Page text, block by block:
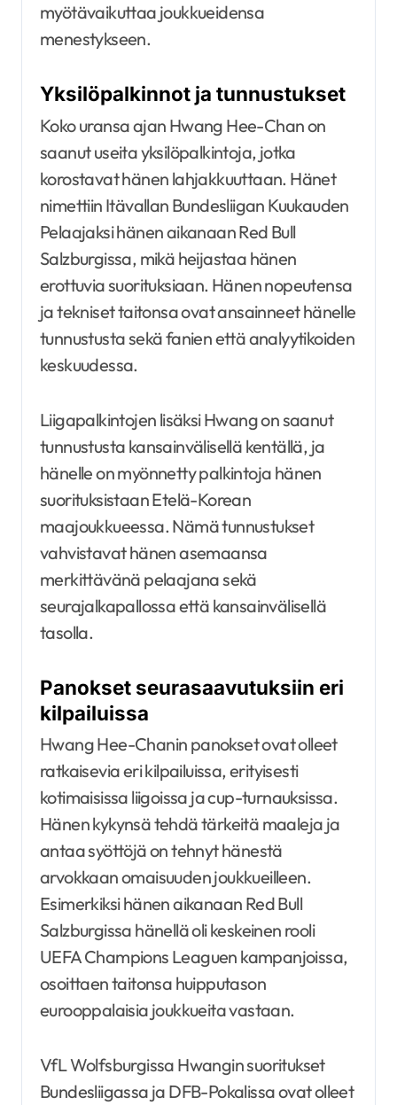
myötävaikuttaa joukkueidensa
menestykseen.
Yksilöpalkinnot ja tunnustukset
Koko uransa ajan Hwang Hee-Chan on
saanut useita yksilöpalkintoja, jotka
korostavat hänen lahjakkuuttaan. Hänet
nimettiin Itävallan Bundesliigan Kuukauden
Pelaajaksi hänen aikanaan Red Bull
Salzburgissa, mikä heijastaa hänen
erottuvia suorituksiaan. Hänen nopeutensa
ja tekniset taitonsa ovat ansainneet hänelle
tunnustusta sekä fanien että analyytikoiden
keskuudessa.
Liigapalkintojen lisäksi Hwang on saanut
tunnustusta kansainvälisellä kentällä, ja
hänelle on myönnetty palkintoja hänen
suorituksistaan Etelä-Korean
maajoukkueessa. Nämä tunnustukset
vahvistavat hänen asemaansa
merkittävänä pelaajana sekä
seurajalkapallossa että kansainvälisellä
tasolla.
Panokset seurasaavutuksiin eri
kilpailuissa
Hwang Hee-Chanin panokset ovat olleet
ratkaisevia eri kilpailuissa, erityisesti
kotimaisissa liigoissa ja cup-turnauksissa.
Hänen kykynsä tehdä tärkeitä maaleja ja
antaa syöttöjä on tehnyt hänestä
arvokkaan omaisuuden joukkueilleen.
Esimerkiksi hänen aikanaan Red Bull
Salzburgissa hänellä oli keskeinen rooli
UEFA Champions Leaguen kampanjoissa,
osoittaen taitonsa huipputason
eurooppalaisia joukkueita vastaan.
VfL Wolfsburgissa Hwangin suoritukset
Bundesliigassa ja DFB-Pokalissa ovat olleet